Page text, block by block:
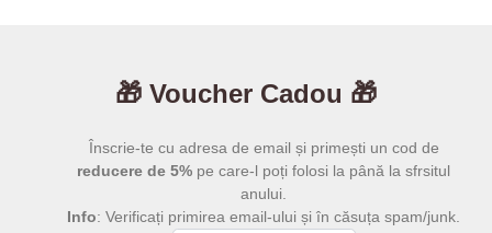
variații.
pot
fi
în
variații.
pot
fi
în
🎁 Voucher Cadou 🎁
Înscrie-te cu adresa de email și primești un cod de
reducere de 5% pe care-l poți folosi la până la sfrsitul
anului.
Info: Verificați primirea email-ului și în căsuța spam/junk.